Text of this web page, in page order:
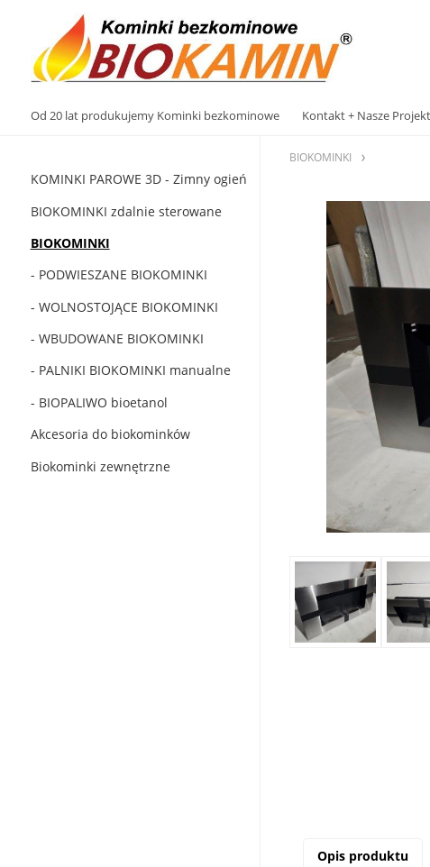
Od 20 lat produkujemy Kominki bezkominowe Kontakt + Nasze
KOMINKI PAROWE 3D - Zimny ​​ogień
BIOKOMINKI zdalnie sterowane
BIOKOMINKI
- PODWIESZANE BIOKOMINKI
- WOLNOSTOJĄCE BIOKOMINKI
- WBUDOWANE BIOKOMINKI
- PALNIKI BIOKOMINKI manualne
- BIOPALIWO bioetanol
Akcesoria do biokominków
Biokominki zewnętrzne
BIOKOMINKI
Opis produktu